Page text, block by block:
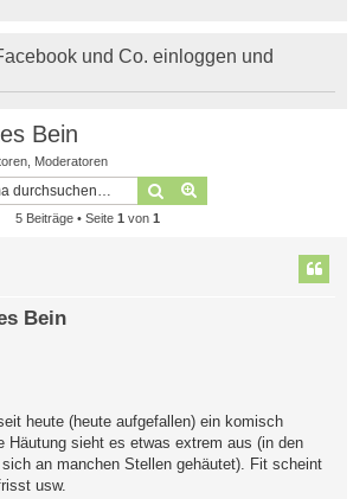
und Co. einloggen und
Bein
Moderatoren
Suche
5 Beiträge • Seite 1 von 1
Bein
heute (heute aufgefallen) ein komisch
Häutung sieht es etwas extrem aus (in den
an manchen Stellen gehäutet). Fit scheint
usw.